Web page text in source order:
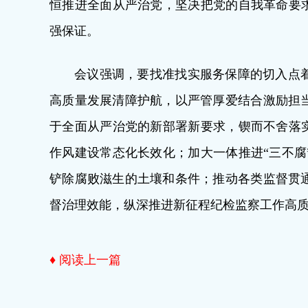
恒推进全面从严治党，坚决把党的自我革命
强保证。
会议强调，要找准找实服务保障的切入
高质量发展清障护航，以严管厚爱结合激励
于全面从严治党的新部署新要求，锲而不舍
作风建设常态化长效化；加大一体推进“三不
铲除腐败滋生的土壤和条件；推动各类监督
督治理效能，纵深推进新征程纪检监察工作高
♦ 阅读上一篇